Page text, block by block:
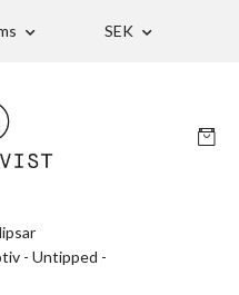
SEK
- Untipped -